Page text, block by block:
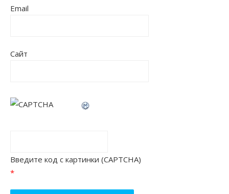
Email
Сайт
Введите код с картинки (CAPTCHA)
*